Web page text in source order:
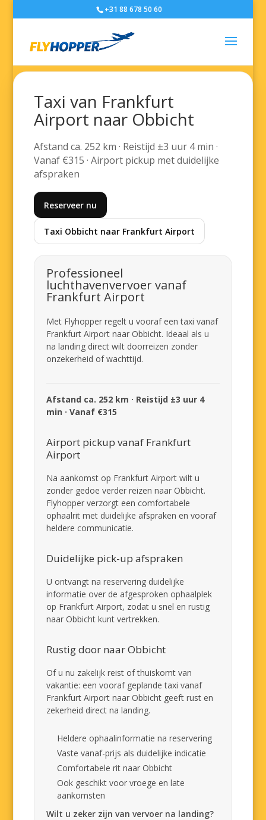
+31 88 678 50 60
Taxi van Frankfurt
Airport naar Obbicht
Afstand ca. 252 km · Reistijd ±3 uur 4 min ·
Vanaf €315 · Airport pickup met duidelijke
afspraken
Reserveer nu
Taxi Obbicht naar Frankfurt Airport
Professioneel
luchthavenvervoer vanaf
Frankfurt Airport
Met Flyhopper regelt u vooraf een taxi vanaf
Frankfurt Airport naar Obbicht. Ideaal als u
na landing direct wilt doorreizen zonder
onzekerheid of wachttijd.
Afstand ca. 252 km · Reistijd ±3 uur 4
min · Vanaf €315
Airport pickup vanaf Frankfurt
Airport
Na aankomst op Frankfurt Airport wilt u
zonder gedoe verder reizen naar Obbicht.
Flyhopper verzorgt een comfortabele
ophaalrit met duidelijke afspraken en vooraf
heldere communicatie.
Duidelijke pick-up afspraken
U ontvangt na reservering duidelijke
informatie over de afgesproken ophaalplek
op Frankfurt Airport, zodat u snel en rustig
naar Obbicht kunt vertrekken.
Rustig door naar Obbicht
Of u nu zakelijk reist of thuiskomt van
vakantie: een vooraf geplande taxi vanaf
Frankfurt Airport naar Obbicht geeft rust en
zekerheid direct na landing.
Heldere ophaalinformatie na reservering
Vaste vanaf-prijs als duidelijke indicatie
Comfortabele rit naar Obbicht
Ook geschikt voor vroege en late
aankomsten
Wilt u zeker zijn van vervoer na landing?